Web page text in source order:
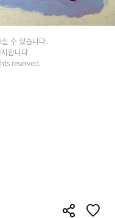
수 있습니다.
합니다.
reserved.